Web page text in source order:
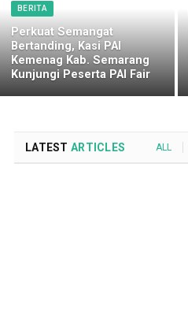
BERITA
Perkuat Semangat
Bertanding, Kasi PAI
Kemenag Kab. Semarang
Kunjungi Peserta PAI Fair
LATEST ARTICLES ALL